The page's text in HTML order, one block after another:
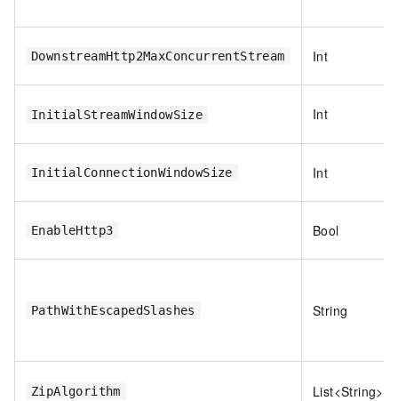
DownstreamHttp2MaxConcurrentStream Int
InitialStreamWindowSize Int
InitialConnectionWindowSize Int
EnableHttp3 Bool
PathWithEscapedSlashes String
ZipAlgorithm List<String>